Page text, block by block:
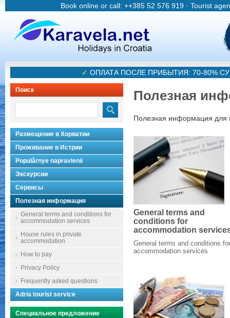
Book online or call: ++385 52 576 919 · Tourist
✓ ОПЛАТА ПОСЛЕ ПРИБЫТИЯ: 70-80%
Поиск
Размещение в Хорватии
Проживание в Истрии
Populârnye napravlenii
Экскурсии
Сервисы
Полезная информация
General terms and conditions for
accommodation services
House rules in private
accommodation
How to pay
Privacy Policy
Frequently asked questions
Adria tourist service
Специальное предложение
Полезная
Полезная информация для
General terms and
conditions for
accommodation
General terms and conditions for
accommodation services